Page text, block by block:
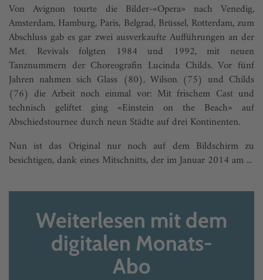
Von Avignon tourte die Bilder-«Opera» nach Venedig,
Amsterdam, Hamburg, Paris, Belgrad, Brüssel, Rotterdam, zum
Abschluss gab es gar zwei ausverkaufte Aufführungen an der
Met. Revivals folgten 1984 und 1992, mit neuen
Tanznummern der Choreografin Lucinda Childs. Vor fünf
Jahren nahmen sich Glass (80), Wilson (75) und Childs
(76) die Arbeit noch einmal vor: Mit frischem Cast und
technisch geliftet ging «Einstein on the Beach» auf
Abschiedstournee durch neun Städte auf drei Kontinenten.
Nun ist das Original nur noch auf dem Bildschirm zu
besichtigen, dank eines Mitschnitts, der im Januar 2014 am ...
Weiterlesen mit dem
digitalen Monats-
Abo